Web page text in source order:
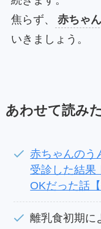
焦らず、
赤ちゃ
いきましょう。
あわせて読み
赤ちゃんの
受診した結果
OKだった話【
離乳食初期に